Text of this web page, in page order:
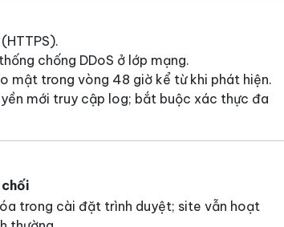
chống DDoS ở lớp mạng.
mật trong vòng 48 giờ kể từ khi phát hiện.
mới truy cập log; bắt buộc xác thực đa
trong cài đặt trình duyệt; site vẫn hoạt